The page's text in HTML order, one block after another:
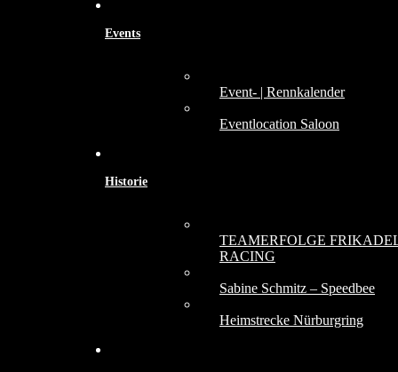
Events
Event- | Rennkalender
Eventlocation Saloon
Historie
TEAMERFOLGE
RACING
Sabine Schmitz – Speedbee
Heimstrecke Nürburgring